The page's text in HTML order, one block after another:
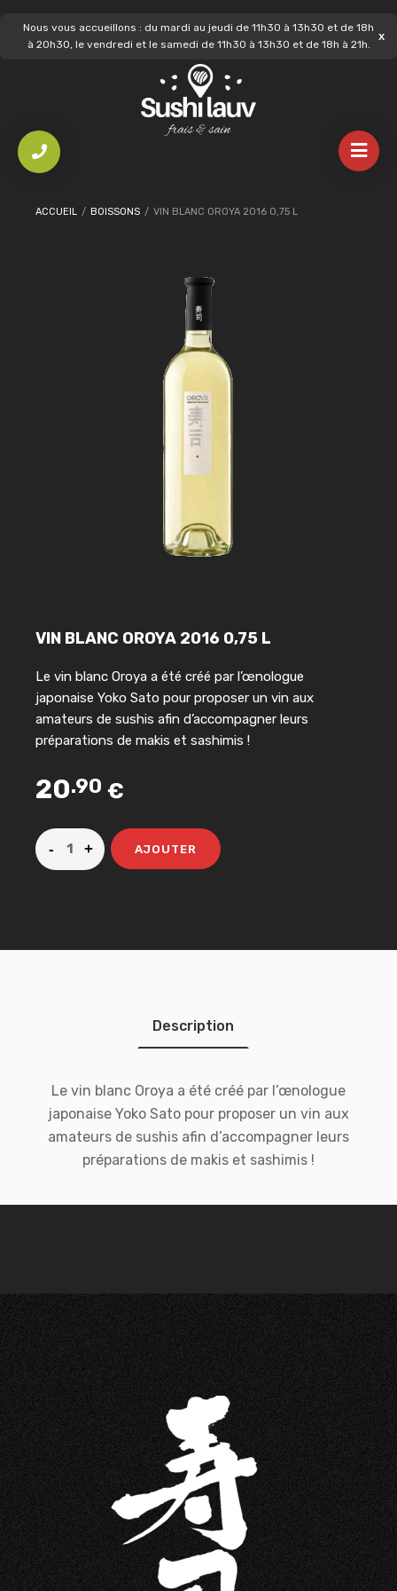
Nous vous accueillons : du mardi au jeudi de 11h30 à 13h30 et de 18h
à 20h30, le vendredi et le samedi de 11h30 à 13h30 et de 18h à 21h.
ACCUEIL / BOISSONS / VIN BLANC OROYA 2016 0,75 L
VIN BLANC OROYA 2016 0,75 L
Le vin blanc Oroya a été créé par l’œnologue
japonaise Yoko Sato pour proposer un vin aux
amateurs de sushis afin d’accompagner leurs
préparations de makis et sashimis !
20.90 €
AJOUTER
Description
Le vin blanc Oroya a été créé par l’œnologue
japonaise Yoko Sato pour proposer un vin aux
amateurs de sushis afin d’accompagner leurs
préparations de makis et sashimis !